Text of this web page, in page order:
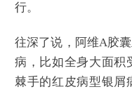
行。
往深了说，阿维A胶
病，比如全身大面积
棘手的红皮病型银屑